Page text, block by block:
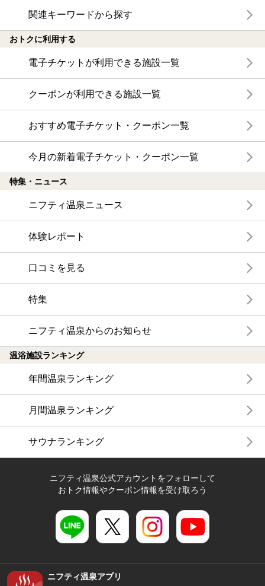
関連キーワードから探す
おトクに利用する
電子チケットが利用できる施設一覧
クーポンが利用できる施設一覧
おすすめ電子チケット・クーポン一覧
今月の新着電子チケット・クーポン一覧
特集・ニュース
ニフティ温泉ニュース
体験レポート
口コミを見る
特集
ニフティ温泉からのお知らせ
温浴施設ランキング
年間温泉ランキング
月間温泉ランキング
サウナランキング
ニフティ温泉公式アカウントをフォローして
おトク情報やクーポン情報を受け取ろう
ニフティ温泉アプリ